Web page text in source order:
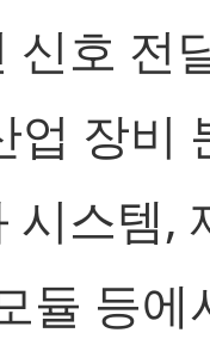
신호 전
업 장비
시스템,
듈 등에